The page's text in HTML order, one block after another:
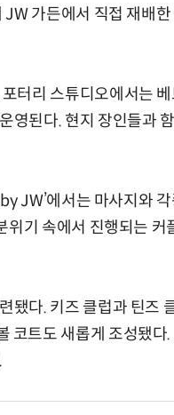
가든에서 직접 재배
터리 스튜디오에서는
영된다. 현지 장인들과
JW’에서는 마사지와
위기 속에서 진행되는
됐다. 키즈 클럽과 틴즈
코트도 새롭게 조성됐